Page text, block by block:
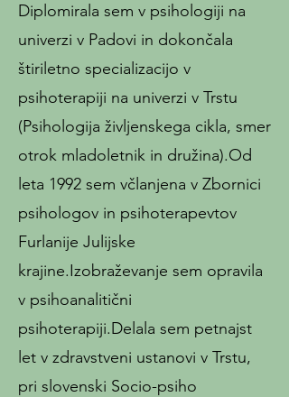
Diplomirala sem v psihologiji na
univerzi v Padovi in dokončala
štiriletno specializacijo v
psihoterapiji na univerzi v Trstu
(Psihologija življenskega cikla, smer
otrok mladoletnik in družina).Od
leta 1992 sem včlanjena v Zbornici
psihologov in psihoterapevtov
Furlanije Julijske
krajine.Izobraževanje sem opravila
v psihoanalitični
psihoterapiji.Delala sem petnajst
let v zdravstveni ustanovi v Trstu,
pri slovenski Socio-psiho